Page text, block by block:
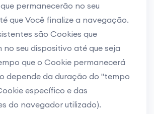
permanecerão no seu
que Você finalize a navegação.
são Cookies que
no seu dispositivo até que seja
que o Cookie permanecerá
depende da duração do "tempo
específico e das
do navegador utilizado).